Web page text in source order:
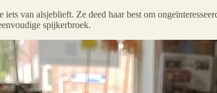
van alsjeblieft. Ze deed haar best om
spijkerbroek.